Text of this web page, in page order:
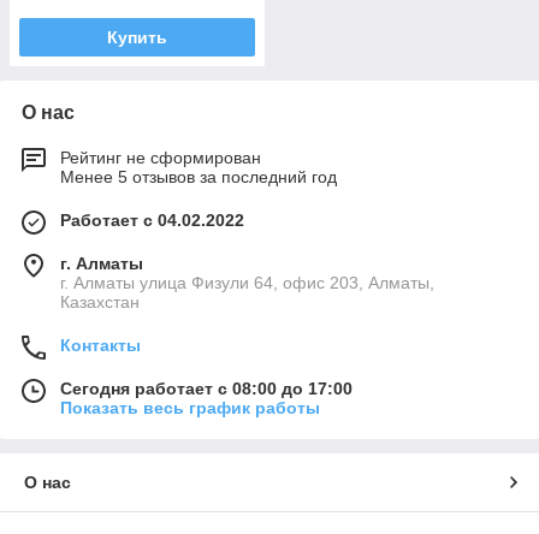
Купить
О нас
Рейтинг не сформирован
Менее 5 отзывов за последний год
Работает с 04.02.2022
г. Алматы
г. Алматы улица Физули 64, офис 203, Алматы,
Казахстан
Контакты
Сегодня работает с 08:00 до 17:00
Показать весь график работы
О нас